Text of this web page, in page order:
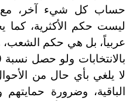
حساب كل شيء آخر، مع
ليست حكم الأكثرية، كما
عربياً، بل هي حكم الشعب،
الباقية، وضرورة